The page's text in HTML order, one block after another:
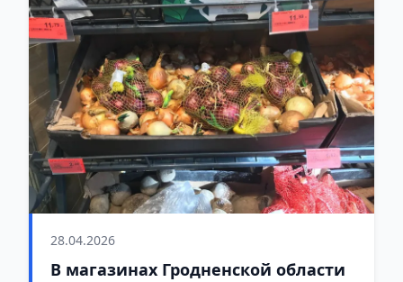
28.04.2026
В магазинах Гродненской области